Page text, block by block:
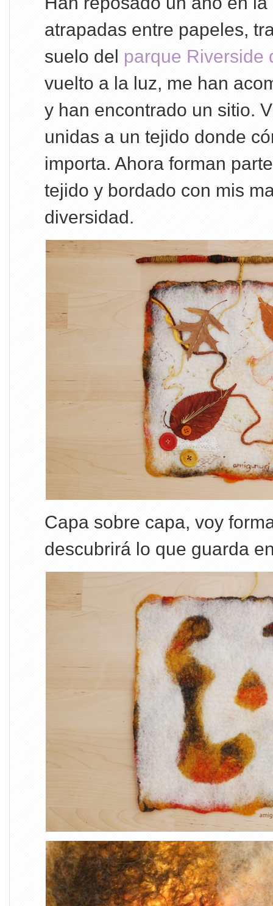
atrapadas entre papeles,
suelo del parque Riverside
vuelto a la luz, me han
y han encontrado un sitio.
unidas a un tejido donde
importa. Ahora forman
tejido y bordado con mis
diversidad.
Capa sobre capa, voy
descubrirá lo que guarda